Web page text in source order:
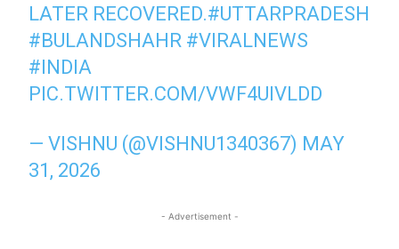
LATER RECOVERED.#UTTARPRADESH
#BULANDSHAHR #VIRALNEWS
#INDIA
PIC.TWITTER.COM/VWF4UIVLDD
— VISHNU (@VISHNU1340367) MAY
31, 2026
- Advertisement -